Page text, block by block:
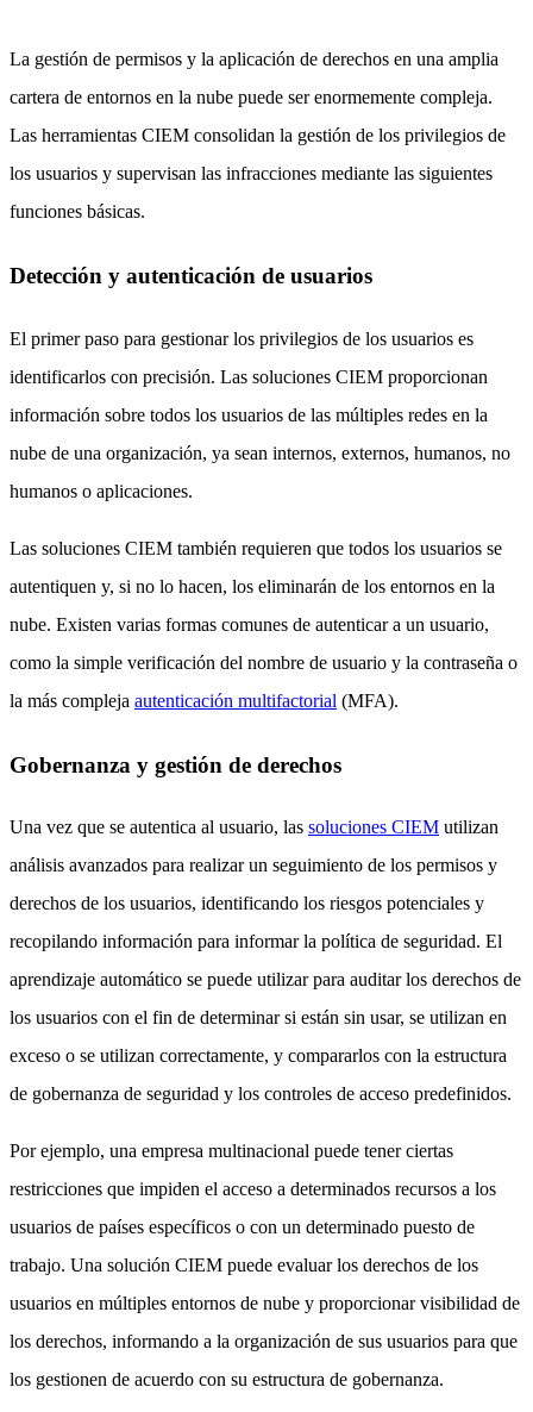
La gestión de permisos y la aplicación de derechos en una amplia
cartera de entornos en la nube puede ser enormemente compleja.
Las herramientas CIEM consolidan la gestión de los privilegios de
los usuarios y supervisan las infracciones mediante las siguientes
funciones básicas.
Detección y autenticación de usuarios
El primer paso para gestionar los privilegios de los usuarios es
identificarlos con precisión. Las soluciones CIEM proporcionan
información sobre todos los usuarios de las múltiples redes en la
nube de una organización, ya sean internos, externos, humanos, no
humanos o aplicaciones.
Las soluciones CIEM también requieren que todos los usuarios se
autentiquen y, si no lo hacen, los eliminarán de los entornos en la
nube. Existen varias formas comunes de autenticar a un usuario,
como la simple verificación del nombre de usuario y la contraseña o
la más compleja autenticación multifactorial (MFA).
Gobernanza y gestión de derechos
Una vez que se autentica al usuario, las soluciones CIEM utilizan
análisis avanzados para realizar un seguimiento de los permisos y
derechos de los usuarios, identificando los riesgos potenciales y
recopilando información para informar la política de seguridad. El
aprendizaje automático se puede utilizar para auditar los derechos de
los usuarios con el fin de determinar si están sin usar, se utilizan en
exceso o se utilizan correctamente, y compararlos con la estructura
de gobernanza de seguridad y los controles de acceso predefinidos.
Por ejemplo, una empresa multinacional puede tener ciertas
restricciones que impiden el acceso a determinados recursos a los
usuarios de países específicos o con un determinado puesto de
trabajo. Una solución CIEM puede evaluar los derechos de los
usuarios en múltiples entornos de nube y proporcionar visibilidad de
los derechos, informando a la organización de sus usuarios para que
los gestionen de acuerdo con su estructura de gobernanza.